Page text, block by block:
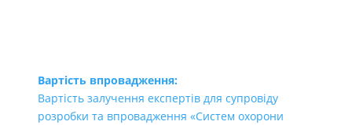
Вартість впровадження:
Вартість залучення експертів для супровіду
розробки та впровадження «Систем охорони